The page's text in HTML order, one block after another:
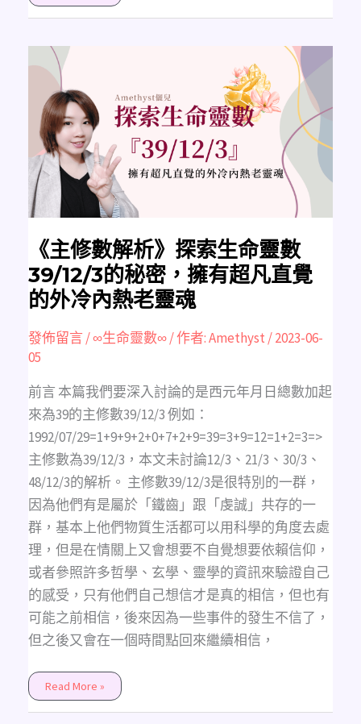
《主修數解析》探索生命靈數
39/12/3的秘密，擁有超凡直覺
的外冷內熱老靈魂
發佈留言/∞生命靈數∞/ 作者:Amethyst /2023-06-
05
前言 本篇我們要深入討論的是西元年月日總數加起
來為39的主修數39/12/3 例如：
1992/07/29=1+9+9+2+0+7+2+9=39=3+9=12=1+2=3=>
主修數為39/12/3，本文未討論12/3、21/3、30/3、
48/12/3的解析。 主修數39/12/3是很特別的一群，
因為他們有是屬於「鐵齒」跟「虔誠」共存的一
群，基本上他們物質生活都可以用科學的角度去處
理，但是在情關上又會想要不自覺想要依賴信仰，
或者參照許多哲學、玄學、靈學的資訊來驗證自己
的感受，只有他們自己想信才是真的相信，但也有
可能之前相信，後來因為一些事件的發生不信了，
但之後又會在一個時間點回來繼續相信，
《主
數
析》
探
索
生
命
靈
數
39/12/3
密，
擁
超
凡
直
覺
的
外
冷
熱
老
Read More »